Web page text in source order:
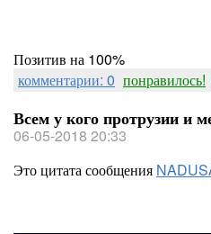
Позитив на 100%
комментарии: 0 понравилось!
Всем у кого протрузии и
06-05-2018 20:33
Это цитата сообщения